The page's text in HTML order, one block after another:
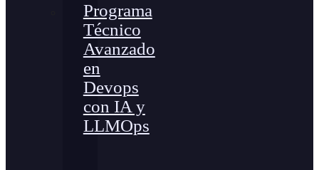
Programa
Técnico
Avanzado
en
Devops
con IA y
LLMOps